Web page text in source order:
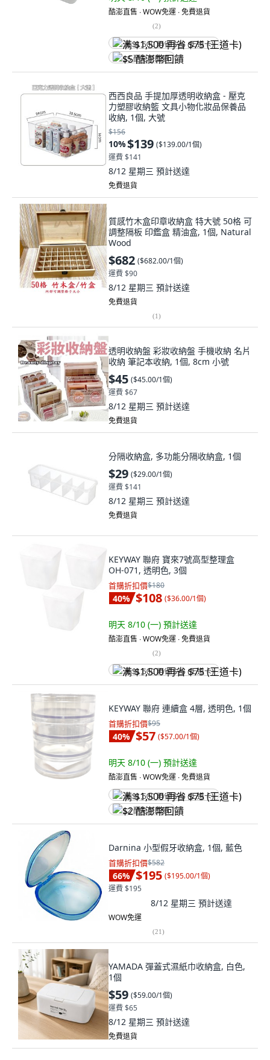
酷澎直售 ∙ WOW免運 ∙ 免費退貨
(2)
满 $1,500 再省 $75 (王道卡)
$5 酷澎幣回饋
西西良品 手提加厚透明收納盒 - 壓克
力塑膠收納籃 文具小物化妝品保養品
收納, 1個, 大號
$156
10%$139 ($139.00/1個)
運費 $141
8/12 星期三 預計送達
免費退貨
質感竹木盒印章收納盒 特大號 50格 可
調整隔板 印鑑盒 精油盒, 1個, Natural
Wood
$682 ($682.00/1個)
運費 $90
8/12 星期三 預計送達
免費退貨
(1)
透明收納盤 彩妝收納盤 手機收納 名片
收納 筆記本收納, 1個, 8cm 小號
$45 ($45.00/1個)
運費 $67
8/12 星期三 預計送達
免費退貨
分隔收納盒, 多功能分隔收納盒, 1個
$29 ($29.00/1個)
運費 $141
8/12 星期三 預計送達
免費退貨
KEYWAY 聯府 寶來7號高型整理盒
OH-071, 透明色, 3個
首購折扣價$180
40% $108 ($36.00/1個)
明天 8/10 (一) 預計送達
酷澎直售 ∙ WOW免運 ∙ 免費退貨
(2)
满 $1,500 再省 $75 (王道卡)
KEYWAY 聯府 連續盒 4層, 透明色, 1個
首購折扣價$95
40% $57 ($57.00/1個)
明天 8/10 (一) 預計送達
酷澎直售 ∙ WOW免運 ∙ 免費退貨
满 $1,500 再省 $75 (王道卡)
$2 酷澎幣回饋
Darnina 小型假牙收納盒, 1個, 藍色
首購折扣價$582
66% $195 ($195.00/1個)
運費 $195
8/12 星期三 預計送達
WOW免運
(21)
YAMADA 彈蓋式濕紙巾收納盒, 白色,
1個
$59 ($59.00/1個)
運費 $65
8/12 星期三 預計送達
免費退貨